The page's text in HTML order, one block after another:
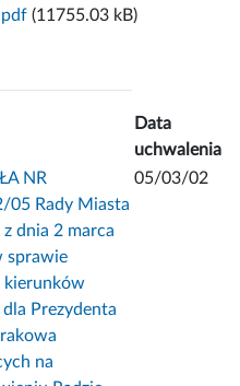
(11755.03 kB)
Data
uchwalenia
NR
05 Rady Miasta
dnia 2 marca
sprawie
kierunków
dla Prezydenta
na
05/03/02